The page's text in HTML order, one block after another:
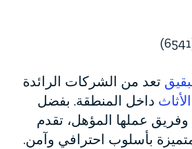
6541
)
تعد من الشركات الرائدة
داخل المنطقة. بفضل
وفريق عملها المؤهل، تقدم
بأسلوب احترافي وآمن.